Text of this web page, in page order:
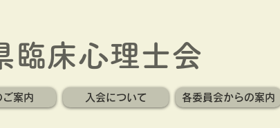
臨床心理士会
ご案内 入会について 各委員会からの案内